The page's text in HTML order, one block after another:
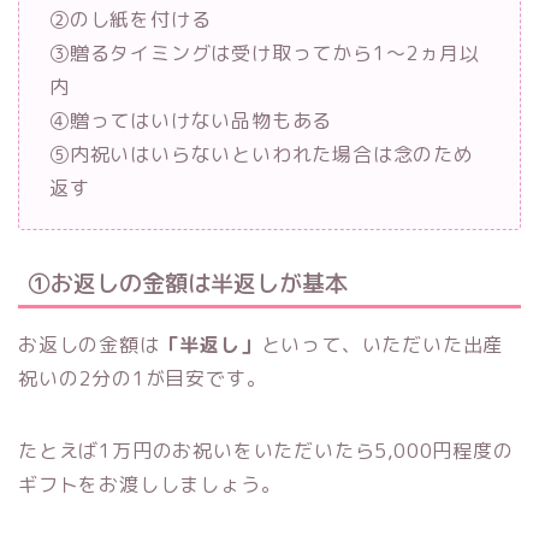
②のし紙を付ける
③贈るタイミングは受け取ってから1〜2ヵ月以
内
④贈ってはいけない品物もある
⑤内祝いはいらないといわれた場合は念のため
返す
①お返しの金額は半返しが基本
お返しの金額は 「半返し」 といって、いただいた出産
祝いの2分の1が目安です。
たとえば1万円のお祝いをいただいたら5,000円程度の
ギフトをお渡ししましょう。